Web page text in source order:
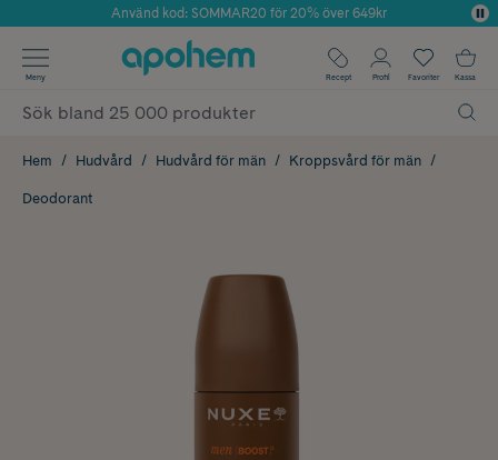
Årets Butik 2025 inom Skönhet
Använd kod: SOMMAR20 för 20% över 649kr
✓ Fri frakt
✓ Poäng på alla köp*
Meny Recept Profil Favoriter Kassa
Hem Hudvård Hudvård för män Kroppsvård för män
Deodorant